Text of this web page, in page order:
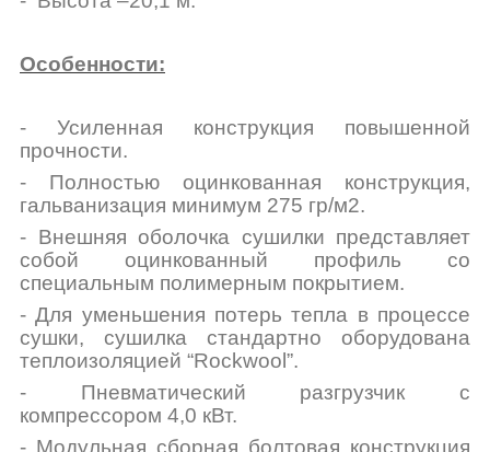
Особенности:
- Усиленная конструкция повышенной
прочности.
- Полностью оцинкованная конструкция,
гальванизация минимум 275 гр/м2.
- Внешняя оболочка сушилки представляет
собой оцинкованный профиль со
специальным полимерным покрытием.
- Для уменьшения потерь тепла в процессе
сушки, сушилка стандартно оборудована
теплоизоляцией “Rockwool”.
- Пневматический разгрузчик с
компрессором 4,0 кВт.
- Модульная сборная болтовая конструкция